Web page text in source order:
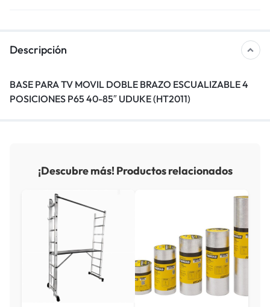
Descripción
BASE PARA TV MOVIL DOBLE BRAZO ESCUALIZABLE 4
POSICIONES P65 40-85″ UDUKE (HT2011)
¡Descubre más! Productos relacionados